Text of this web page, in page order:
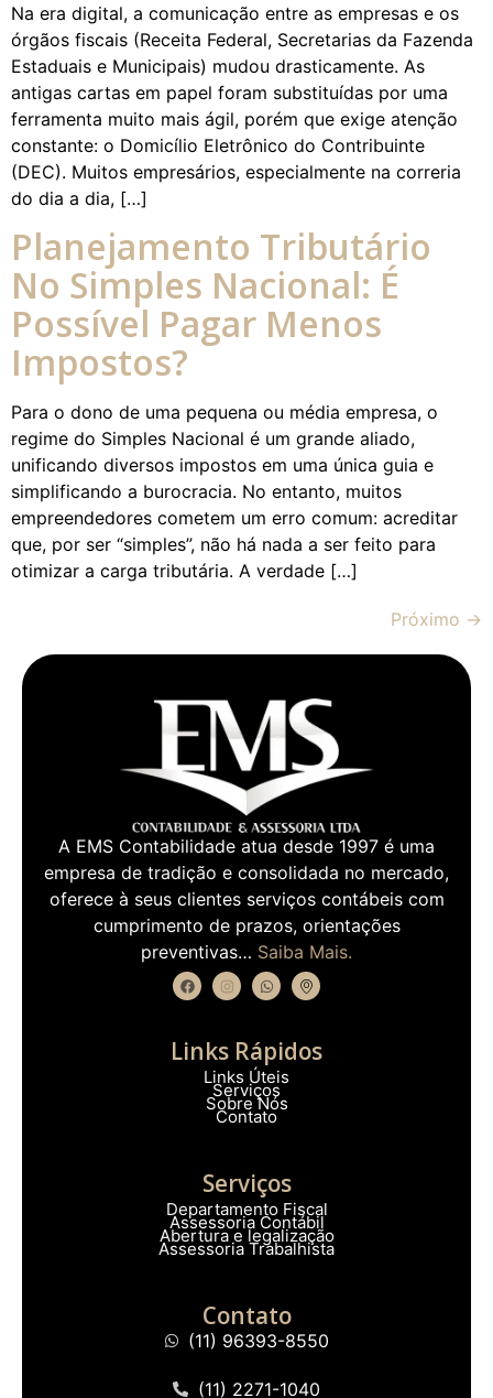
Na era digital, a comunicação entre as empresas e os
órgãos fiscais (Receita Federal, Secretarias da Fazenda
Estaduais e Municipais) mudou drasticamente. As
antigas cartas em papel foram substituídas por uma
ferramenta muito mais ágil, porém que exige atenção
constante: o Domicílio Eletrônico do Contribuinte
(DEC). Muitos empresários, especialmente na correria
do dia a dia, […]
Planejamento Tributário
No Simples Nacional: É
Possível Pagar Menos
Impostos?
Para o dono de uma pequena ou média empresa, o
regime do Simples Nacional é um grande aliado,
unificando diversos impostos em uma única guia e
simplificando a burocracia. No entanto, muitos
empreendedores cometem um erro comum: acreditar
que, por ser “simples”, não há nada a ser feito para
otimizar a carga tributária. A verdade […]
Próximo →
A EMS Contabilidade atua desde 1997 é uma
empresa de tradição e consolidada no mercado,
oferece à seus clientes serviços contábeis com
cumprimento de prazos, orientações
preventivas… Saiba Mais.
Links Rápidos
Links Úteis
Serviços
Sobre Nós
Contato
Serviços
Departamento Fiscal
Assessoria Contábil
Abertura e legalização
Assessoria Trabalhista
Contato
(11) 96393-8550
(11) 2271-1040